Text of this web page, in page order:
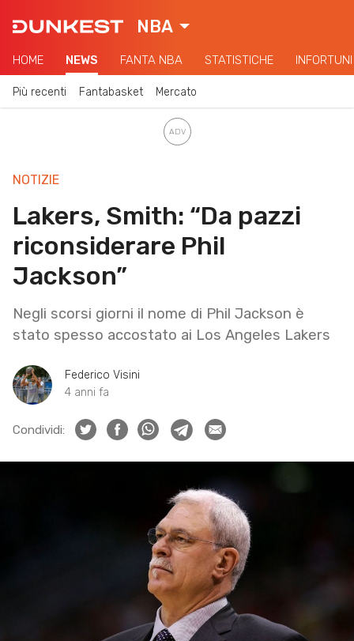
NBA
HOME NEWS FANTA NBA STATISTICHE INFORTUNI
Più recenti Fantabasket Mercato
NOTIZIE
Lakers, Smith: “Da pazzi
riconsiderare Phil
Jackson”
Negli scorsi giorni il nome di Phil Jackson è
stato spesso accostato ai Los Angeles Lakers
Federico Visini
4 anni fa
Condividi: